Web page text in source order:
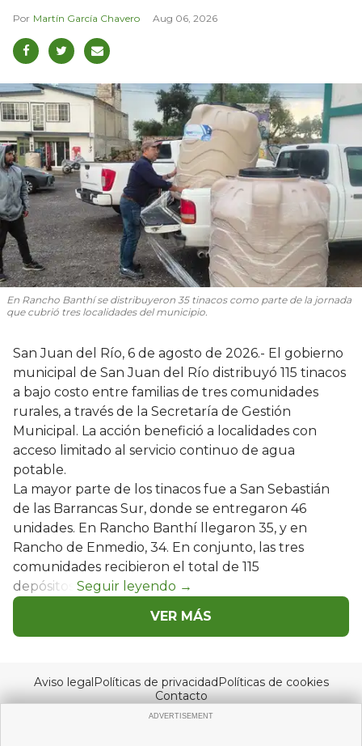
Martín García Chavero Aug 06, 2026
En Rancho Banthí se distribuyeron 35 tinacos como parte de la jornada
que cubrió tres localidades del municipio.
San Juan del Río, 6 de agosto de 2026.- El gobierno
municipal de San Juan del Río distribuyó 115 tinacos
a bajo costo entre familias de tres comunidades
rurales, a través de la Secretaría de Gestión
Municipal. La acción benefició a localidades con
acceso limitado al servicio continuo de agua
potable.
La mayor parte de los tinacos fue a San Sebastián
de las Barrancas Sur, donde se entregaron 46
unidades. En Rancho Banthí llegaron 35, y en
Rancho de Enmedio, 34. En conjunto, las tres
comunidades recibieron el total de 115
depósitos.
VER MÁS
Aviso legalPolíticas de privacidadPolíticas de cookies
Contacto